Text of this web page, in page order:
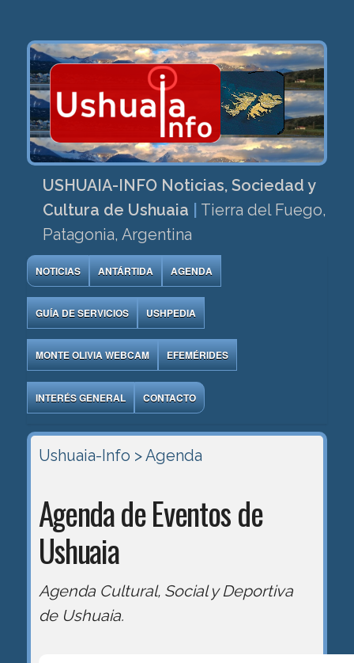
USHUAIA-INFO Noticias, Sociedad y
Cultura de Ushuaia
Tierra del Fuego,
Patagonia, Argentina
NOTICIAS ANTÁRTIDA AGENDA
GUÍA DE SERVICIOS USHPEDIA
MONTE OLIVIA WEBCAM EFEMÉRIDES
INTERÉS GENERAL CONTACTO
Ushuaia-Info > Agenda
Agenda de Eventos de
Ushuaia
Agenda Cultural, Social y Deportiva
de Ushuaia.